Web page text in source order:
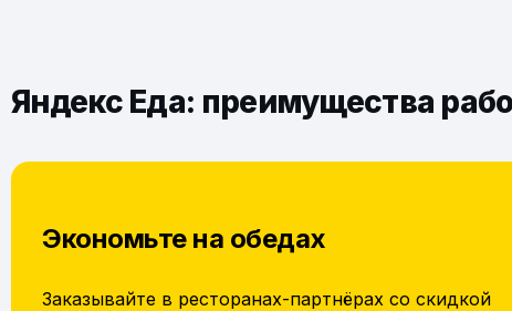
Яндекс Еда: преимущества
Экономьте на обедах
Заказывайте в ресторанах-партнёрах со скидкой